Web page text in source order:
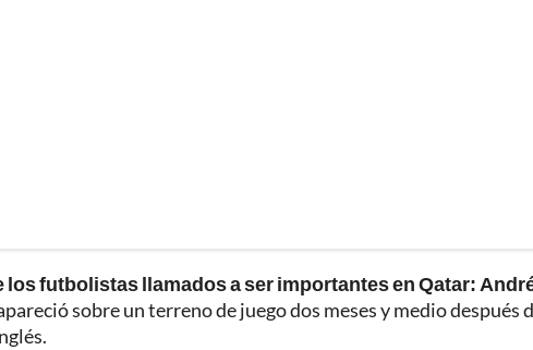
los futbolistas llamados a ser importantes en Qatar:
sobre un terreno de juego dos meses y medio después